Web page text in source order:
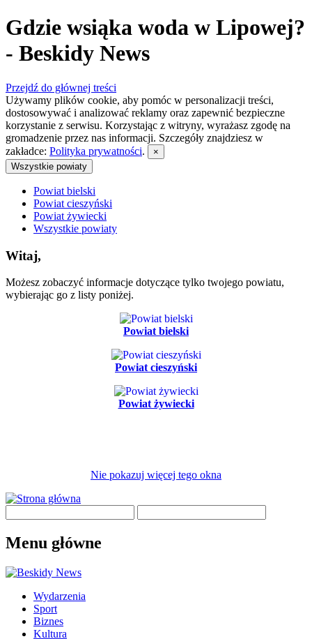
Gdzie wsiąka woda w Lipowej?
- Beskidy News
Przejdź do głównej treści
Używamy plików cookie, aby pomóc w personalizacji treści,
dostosowywać i analizować reklamy oraz zapewnić bezpieczne
korzystanie z serwisu. Korzystając z witryny, wyrażasz zgodę na
gromadzenie przez nas informacji. Szczegóły znajdziesz w
zakładce: Polityka prywatności.
×
Wszystkie powiaty
Powiat bielski
Powiat cieszyński
Powiat żywiecki
Wszystkie powiaty
Witaj,
Możesz zobaczyć informacje dotyczące tylko twojego powiatu,
wybierając go z listy poniżej.
Powiat bielski
Powiat cieszyński
Powiat żywiecki
Nie pokazuj więcej tego okna
Menu główne
Wydarzenia
Sport
Biznes
Kultura